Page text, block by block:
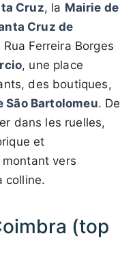
Cruz, la Mairie de
Cruz de
Ferreira Borges
, une place
des boutiques,
São Bartolomeu. De
dans les ruelles,
et
vers
colline.
(top